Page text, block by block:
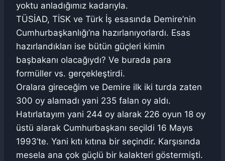
yoktu anladığımız kadarıyla.
TÜSİAD, TİSK ve Türk İş esasında Demire’nin
Cumhurbaşkanlığı’na hazırlanıyorlardı. Esas
hazırlandıkları ise bütün güçleri kimin
başbakanı olacağıydı? Ve burada para
formüller vs. gerçekleştirdi.
Oralara gireceğim ve Demire ilk iki turda zaten
300 oy alamadı yani 235 falan oy aldı.
Hatırlatayım yani 244 oy alarak 226 oyun 18 oy
üstü alarak Cumhurbaşkanı seçildi 16 Mayıs
1993’te. Yani kıtı kıtına bir seçindir. Karşısında
mesela ana çok güçlü bir kalakteri göstermişti.